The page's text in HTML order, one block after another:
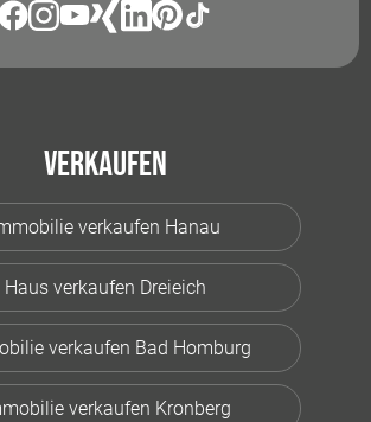
Verkaufen
verkaufen Hanau
Haus verkaufen Dreieich
verkaufen Bad Homburg
verkaufen Kronberg